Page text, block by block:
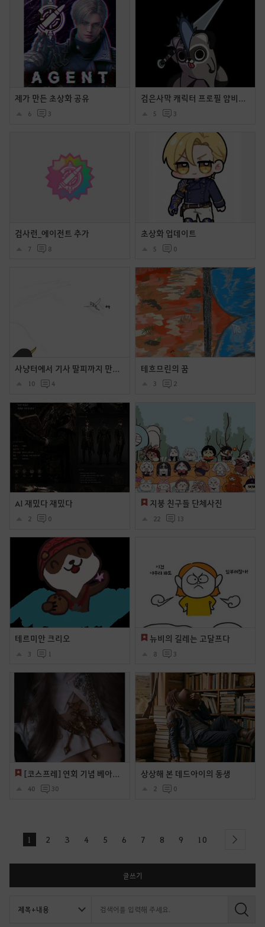
제가 만든 초상화 공유
6 3
검은사막 캐릭터 프로필 얌비얌 시리즈
5 3
검사런_에이전트 추가
7 8
초상화 업데이트
5 0
사냥터에서 기사 딸피까지 만들었는데 길드원이 와서 말버프 주다가 어그로 넘어가서 몬스토 피통이 초기화 된 만화
10 4
테흐므린의 꿈
3 2
AI 재밌다 재밌다
2 0
지붕 친구들 단체사진
22 13
테르미안 크리오
3 1
뉴비의 길레는 고달프다
8 3
40 30
상상해 본 데드아이의 동생
2 0
1 2 3 4 5 6 7 8 9 10 next
글쓰기
검